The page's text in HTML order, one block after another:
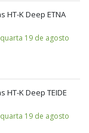
HT-K Deep ETNA
19 de agosto
K Deep TEIDE
19 de agosto